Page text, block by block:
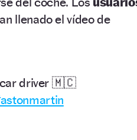
llenado el vídeo de
car driver 🇲🇨